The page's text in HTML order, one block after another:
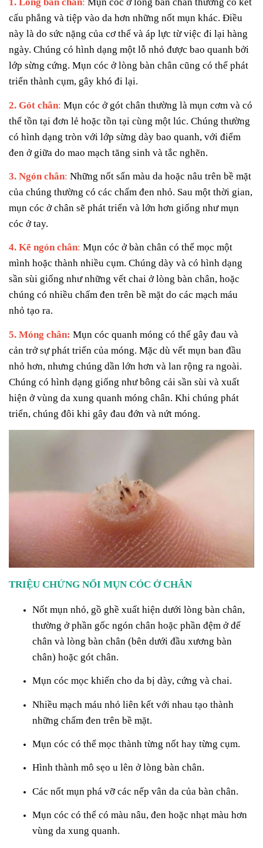
cấu phẳng và tiệp vào da hơn những nốt mụn khác. Điều
này là do sức nặng của cơ thể và áp lực từ việc đi lại hàng
ngày. Chúng có hình dạng một lỗ nhỏ được bao quanh bởi
lớp sừng cứng. Mụn cóc ở lòng bàn chân cũng có thể phát
triển thành cụm, gây khó đi lại.
2. Gót chân: Mụn cóc ở gót chân thường là mụn cơm và có
thể tồn tại đơn lẻ hoặc tồn tại cùng một lúc. Chúng thường
có hình dạng tròn với lớp sừng dày bao quanh, với điểm
đen ở giữa do mao mạch tăng sinh và tắc nghẽn.
3. Ngón chân: Những nốt sẩn màu da hoặc nâu trên bề mặt
của chúng thường có các chấm đen nhỏ. Sau một thời gian,
mụn cóc ở chân sẽ phát triển và lớn hơn giống như mụn
cóc ở tay.
4. Kẽ ngón chân: Mụn cóc ở bàn chân có thể mọc một
mình hoặc thành nhiều cụm. Chúng dày và có hình dạng
sần sùi giống như những vết chai ở lòng bàn chân, hoặc
chúng có nhiều chấm đen trên bề mặt do các mạch máu
nhỏ tạo ra.
5. Móng chân: Mụn cóc quanh móng có thể gây đau và
cản trở sự phát triển của móng. Mặc dù vết mụn ban đầu
nhỏ hơn, nhưng chúng dần lớn hơn và lan rộng ra ngoài.
Chúng có hình dạng giống như bông cải sần sùi và xuất
hiện ở vùng da xung quanh móng chân. Khi chúng phát
triển, chúng đôi khi gây đau đớn và nứt móng.
TRIỆU CHỨNG NỔI MỤN CÓC Ở CHÂN
Nốt mụn nhỏ, gồ ghề xuất hiện dưới lòng bàn chân,
thường ở phần gốc ngón chân hoặc phần đệm ở đế
chân và lòng bàn chân (bên dưới đầu xương bàn
chân) hoặc gót chân.
Mụn cóc mọc khiến cho da bị dày, cứng và chai.
Nhiều mạch máu nhỏ liên kết với nhau tạo thành
những chấm đen trên bề mặt.
Mụn cóc có thể mọc thành từng nốt hay từng cụm.
Hình thành mô sẹo u lên ở lòng bàn chân.
Các nốt mụn phá vỡ các nếp vân da của bàn chân.
Mụn cóc có thể có màu nâu, đen hoặc nhạt màu hơn
vùng da xung quanh.